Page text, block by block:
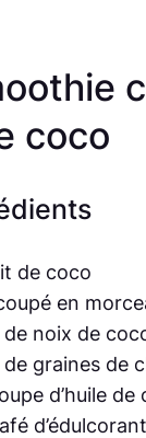
coco
de coco
en
de noix de
graines de
d’huile de